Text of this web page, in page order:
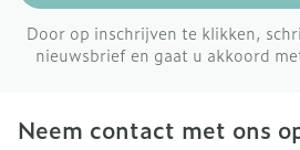
Door op inschrijven te klikken,
nieuwsbrief en gaat u akkoord
Neem contact met ons